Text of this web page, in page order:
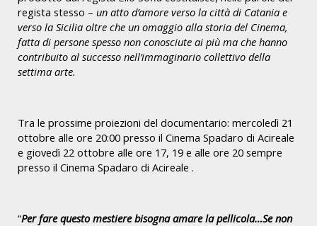
regista stesso – un atto d’amore verso la città di Catania e
verso la Sicilia oltre che un omaggio alla storia del Cinema,
fatta di persone spesso non conosciute ai più ma che hanno
contribuito al successo nell’immaginario collettivo della
settima arte.
Tra le prossime proiezioni del documentario: mercoledì 21
ottobre alle ore 20:00 presso il Cinema Spadaro di Acireale
e giovedì 22 ottobre alle ore 17, 19 e alle ore 20 sempre
presso il Cinema Spadaro di Acireale .
“Per fare questo mestiere bisogna amare la pellicola…Se non